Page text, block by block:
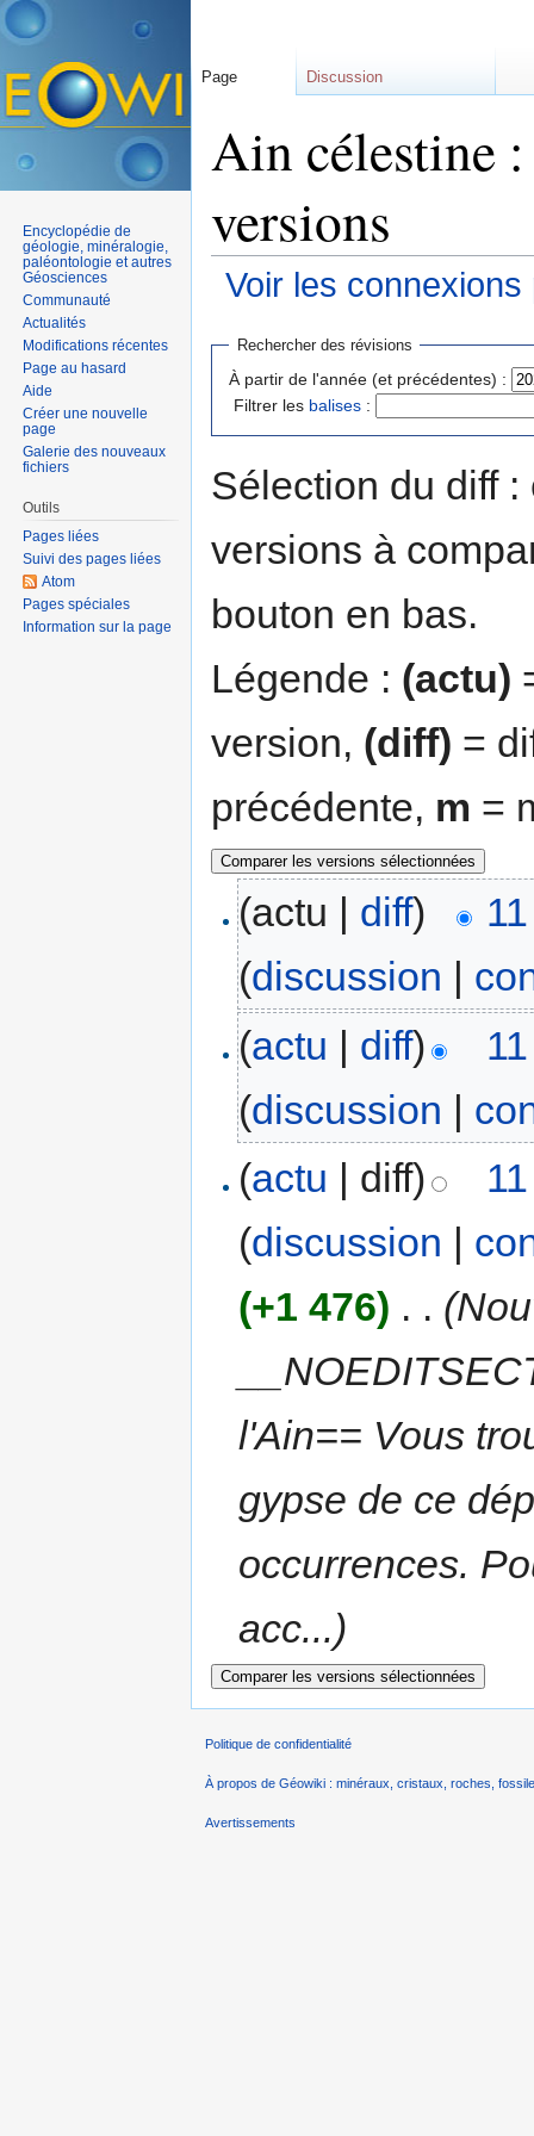
Ain célestine
versions
Voir les
Rechercher des révisions
À partir de l'année (et précédentes) :
Filtrer les balises :
Sélection du diff
versions à
bouton en bas.
Légende : (actu)
version, (diff) =
précédente, m =
(actu | diff)
(discussion |
(actu | diff)
(discussion |
(actu | diff)
(discussion |
(+1 476) . .
l'Ain== Vous
gypse de ce
occurrences.
acc...)
Page Discussion
Encyclopédie de
géologie, minéralogie,
paléontologie et autres
Géosciences
Communauté
Actualités
Modifications récentes
Page au hasard
Aide
Créer une nouvelle
page
Galerie des nouveaux
fichiers
Outils
Pages liées
Suivi des pages liées
Atom
Pages spéciales
Information sur la page
Politique de confidentialité
À propos de Géowiki : minéraux, cristaux, roches,
Avertissements